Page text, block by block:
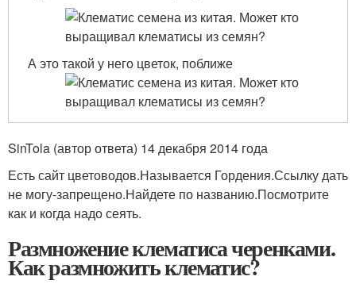
А это такой у него цветок, поближе
SinTola (автор ответа) 14 декабря 2014 года
Есть сайт цветоводов.Называется Гордения.Ссылку дать
не могу-запрещено.Найдете по названию.Посмотрите
как и когда надо сеять.
Размножение клематиса черенками.
Как размножить клематис?